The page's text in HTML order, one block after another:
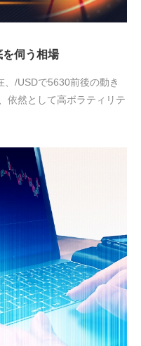
伺う相場
/USDで5630前後の動き
依然として高ボラティリテ